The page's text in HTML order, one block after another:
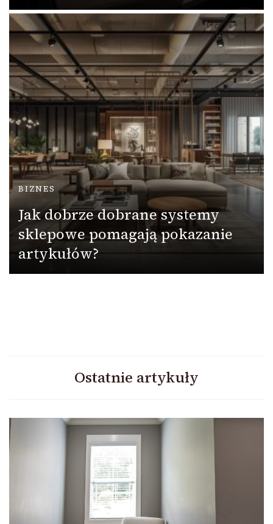
BIZNES
Jak dobrze dobrane systemy
sklepowe pomagają pokazanie
artykułów?
Ostatnie artykuły